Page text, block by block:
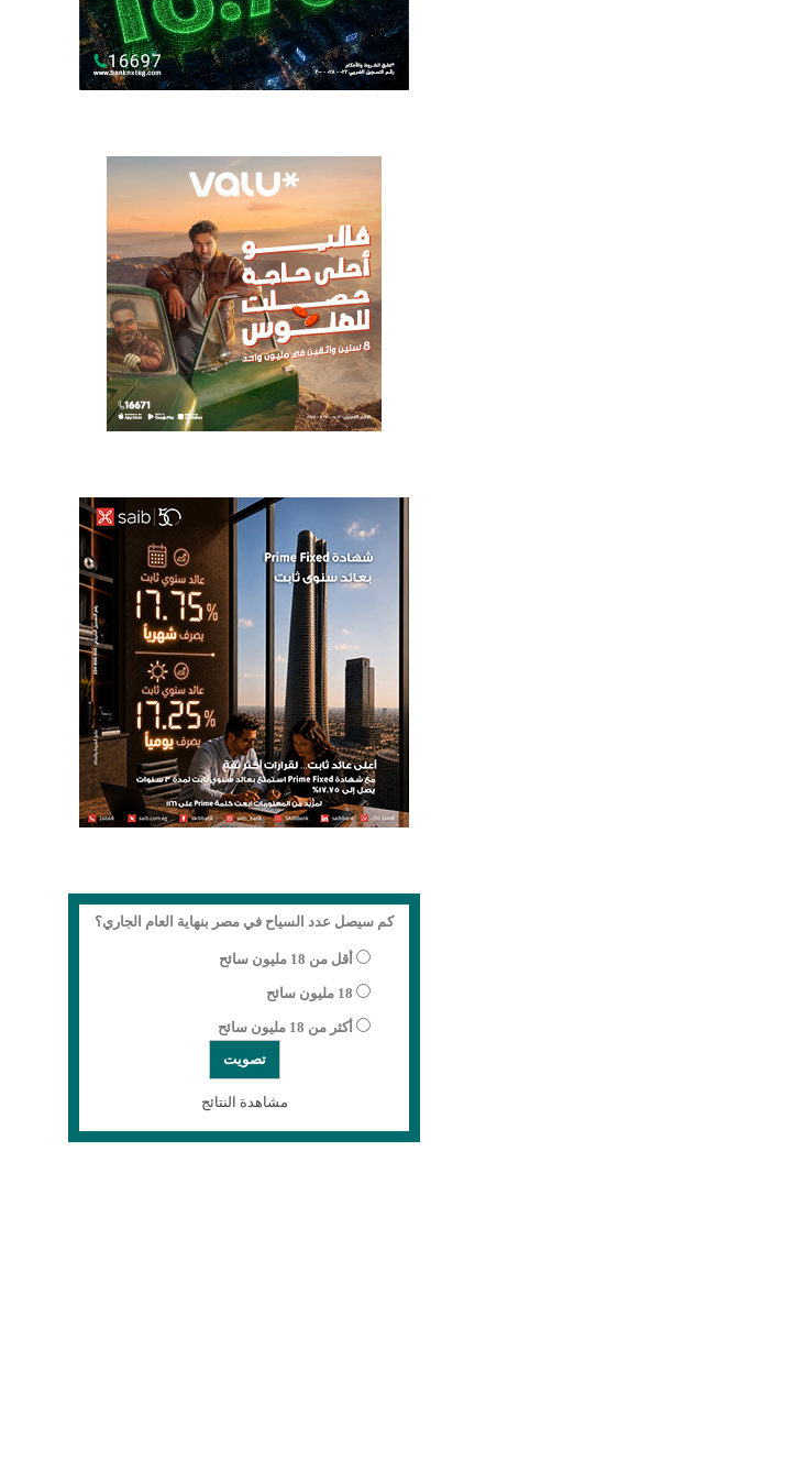
كم سيصل عدد السياح في مصر بنهاية العام الجاري؟
أقل من 18 مليون سائح
18 مليون سائح
أكثر من 18 مليون سائح
مشاهدة النتائج